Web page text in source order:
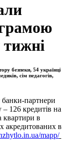
безпеки, 54 українці
сім педагогів,
банки-партнери
126 кредитів на
квартири в
акредитованих в
mapp/